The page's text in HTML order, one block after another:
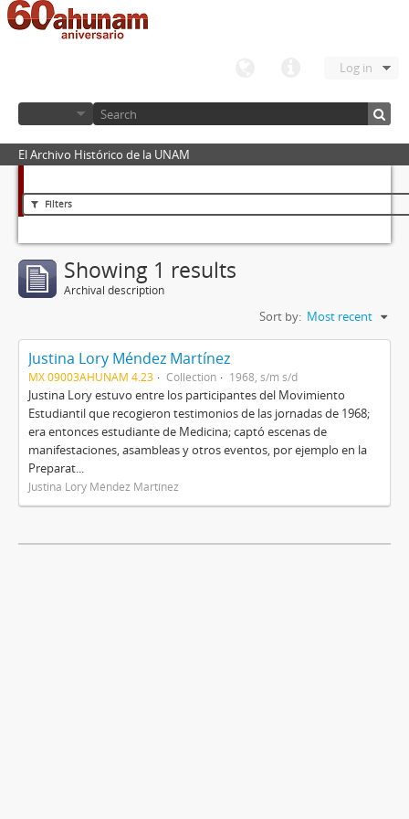
Log in
El Archivo Histórico de la UNAM
Filters
Showing 1 results
Archival description
Sort by: Most recent
Justina Lory Méndez Martínez
MX 09003AHUNAM 4.23 Collection 1968, s/m s/d
Justina Lory estuvo entre los participantes del Movimiento
Estudiantil que recogieron testimonios de las jornadas de 1968;
era entonces estudiante de Medicina; captó escenas de
manifestaciones, asambleas y otros eventos, por ejemplo en la
Preparat...
Justina Lory Méndez Martínez